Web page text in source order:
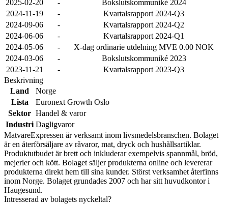
2025-02-20
-
Bokslutskommuniké 2024
2024-11-19
-
Kvartalsrapport 2024-Q3
2024-09-06
-
Kvartalsrapport 2024-Q2
2024-06-06
-
Kvartalsrapport 2024-Q1
2024-05-06
-
X-dag ordinarie utdelning MVE 0.00 NOK
2024-03-06
-
Bokslutskommuniké 2023
2023-11-21
-
Kvartalsrapport 2023-Q3
Beskrivning
Land
Norge
Lista
Euronext Growth Oslo
Sektor Handel & varor
Industri Dagligvaror
MatvareExpressen är verksamt inom livsmedelsbranschen. Bolaget
är en återförsäljare av råvaror, mat, dryck och hushållsartiklar.
Produktutbudet är brett och inkluderar exempelvis spannmål, bröd,
mejerier och kött. Bolaget säljer produkterna online och levererar
produkterna direkt hem till sina kunder. Störst verksamhet återfinns
inom Norge. Bolaget grundades 2007 och har sitt huvudkontor i
Haugesund.
Intresserad av bolagets nyckeltal?